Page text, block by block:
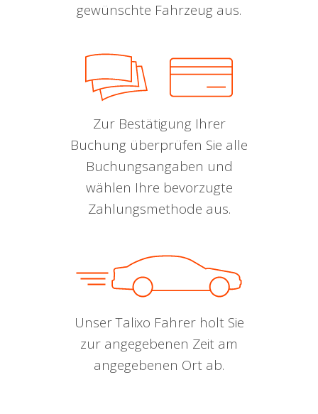
gewünschte Fahrzeug aus.
Zur Bestätigung Ihrer
Buchung überprüfen Sie alle
Buchungsangaben und
wählen Ihre bevorzugte
Zahlungsmethode aus.
Unser Talixo Fahrer holt Sie
zur angegebenen Zeit am
angegebenen Ort ab.